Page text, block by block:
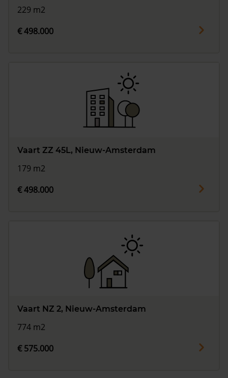
229 m2
€ 498.000
Vaart ZZ 45L, Nieuw-Amsterdam
179 m2
€ 498.000
Vaart NZ 2, Nieuw-Amsterdam
774 m2
€ 575.000